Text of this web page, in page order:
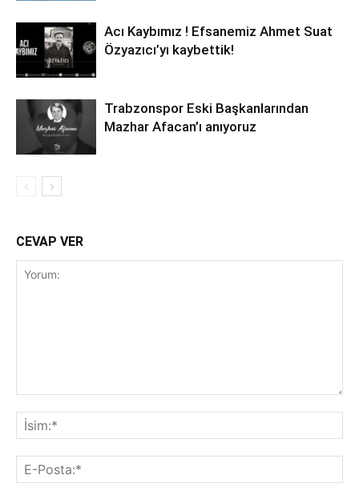
Acı Kaybımız ! Efsanemiz Ahmet Suat
Özyazıcı’yı kaybettik!
Trabzonspor Eski Başkanlarından
Mazhar Afacan’ı anıyoruz
CEVAP VER